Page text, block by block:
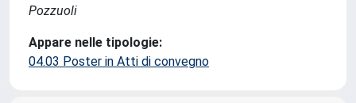
Pozzuoli
Appare nelle tipologie:
04.03 Poster in Atti di convegno